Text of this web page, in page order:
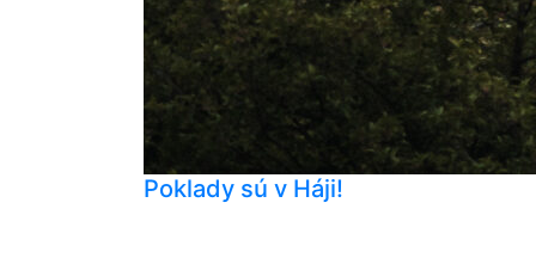
Poklady sú v Háji!